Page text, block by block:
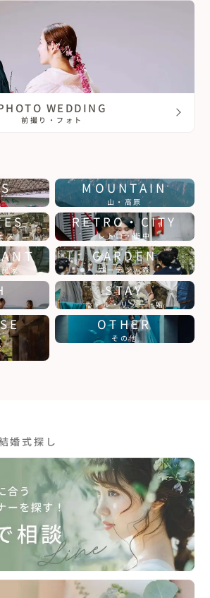
WEDDING
前撮り・フォト
MOUNTAIN
山・高原
ス
RETRO・CITY
レトロ・街中
家
GARDEN
ガーデン・森
STAY
ホテル・リゾート婚
OTHER
その他
婚式探し